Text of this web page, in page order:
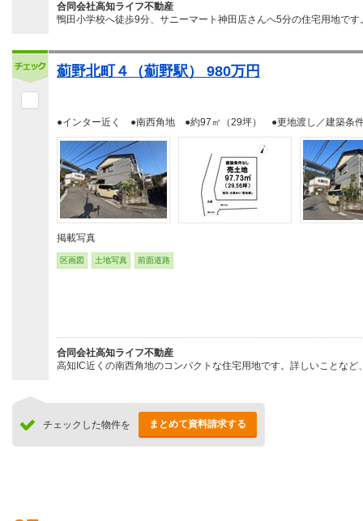
合同会社高知ライフ不動産
鴨田小学校へ徒歩9分、サニーマート神田店さんへ5分の住宅用地で
薊野北町４（薊野駅） 980万円
●インター近く ●南西角地 ●約97㎡（29坪） ●更地渡し／建築条
掲載写真
区画図 土地写真 前面道路
合同会社高知ライフ不動産
高知IC近くの南西角地のコンパクトな住宅用地です。詳しいことな
チェックした物件を まとめて資料請求する